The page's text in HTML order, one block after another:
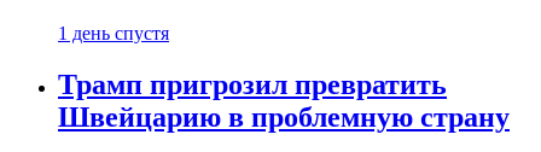
1 день спустя
Трамп пригрозил превратить
Швейцарию в проблемную страну